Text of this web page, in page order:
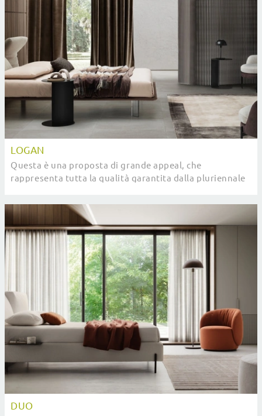
LOGAN
Questa è una proposta di grande appeal, che
rappresenta tutta la qualità garantita dalla pluriennale
DUO